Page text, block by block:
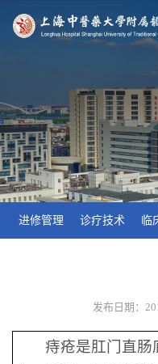
进修管理 诊疗技术 临
发布日期：
痔疮是肛门直肠